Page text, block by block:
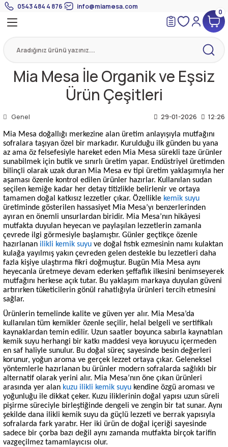
0543 484 4 876 info@miamesa.com
0
Mia Mesa İle Organik ve Eşsiz
Ürün Çeşitleri
Genel 29-01-2026 12:26
Mia Mesa doğallığı merkezine alan üretim anlayışıyla mutfağını
sofralara taşıyan özel bir markadır. Kurulduğu ilk günden bu yana
az ama öz felsefesiyle hareket eden Mia Mesa sürekli taze ürünler
sunabilmek için butik ve sınırlı üretim yapar. Endüstriyel üretimden
bilinçli olarak uzak duran Mia Mesa ev tipi üretim yaklaşımıyla her
aşaması özenle kontrol edilen ürünler hazırlar. Kullanılan sudan
seçilen kemiğe kadar her detay titizlikle belirlenir ve ortaya
tamamen doğal katkısız lezzetler çıkar. Özellikle kemik suyu
üretiminde gösterilen hassasiyet Mia Mesa’yı benzerlerinden
ayıran en önemli unsurlardan biridir. Mia Mesa’nın hikâyesi
mutfakta duyulan heyecan ve paylaşılan lezzetlerin zamanla
çevrede ilgi görmesiyle başlamıştır. Günler geçtikçe özenle
hazırlanan ilikli kemik suyu ve doğal fıstık ezmesinin namı kulaktan
kulağa yayılmış yakın çevreden gelen destekle bu lezzetleri daha
fazla kişiye ulaştırma fikri doğmuştur. Bugün Mia Mesa aynı
heyecanla üretmeye devam ederken şeffaflık ilkesini benimseyerek
mutfağını herkese açık tutar. Bu yaklaşım markaya duyulan güveni
artırırken tüketicilerin gönül rahatlığıyla ürünleri tercih etmesini
sağlar.
Ürünlerin temelinde kalite ve güven yer alır. Mia Mesa’da
kullanılan tüm kemikler özenle seçilir, helal belgeli ve sertifikalı
kaynaklardan temin edilir. Uzun saatler boyunca sabırla kaynatılan
kemik suyu herhangi bir katkı maddesi veya koruyucu içermeden
en saf haliyle sunulur. Bu doğal süreç sayesinde besin değerleri
korunur, yoğun aroma ve gerçek lezzet ortaya çıkar. Geleneksel
yöntemlerle hazırlanan bu ürünler modern sofralarda sağlıklı bir
alternatif olarak yerini alır. Mia Mesa’nın öne çıkan ürünleri
arasında yer alan kuzu ilikli kemik suyu kendine özgü aroması ve
yoğunluğu ile dikkat çeker. Kuzu iliklerinin doğal yapısı uzun süreli
pişirme süreciyle birleştiğinde dengeli ve zengin bir tat sunar. Aynı
şekilde dana ilikli kemik suyu da güçlü lezzeti ve berrak yapısıyla
sofralarda fark yaratır. Her iki ürün de doğal içeriği sayesinde
sadece bir çorba bazı değil aynı zamanda mutfakta birçok tarifin
vazgeçilmez tamamlayıcısı olur.